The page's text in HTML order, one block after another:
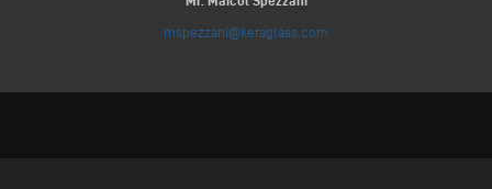
mspezzani@keraglass.com